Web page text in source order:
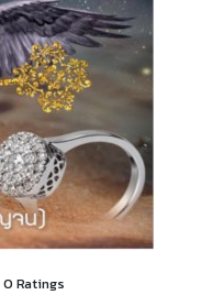
0 Ratings